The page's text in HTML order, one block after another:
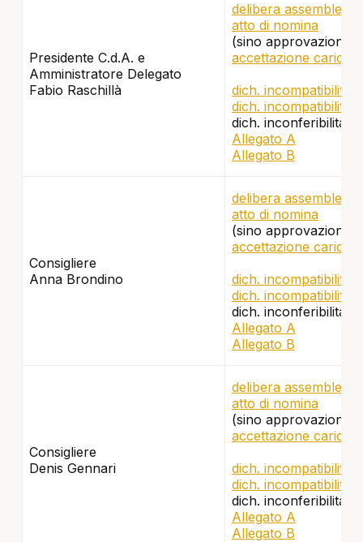
Presidente C.d.A. e
Amministratore Delegato
Fabio Raschillà
delibera
atto di nomina
(sino approvazione
accettazione carica
dich. incompatibilità
dich. incompatibilità
dich. inconferibilità e
Allegato A
Allegato B
Consigliere
Anna Brondino
delibera
atto di nomina
(sino approvazione
accettazione carica
dich. incompatibilità
dich. incompatibilità
dich. inconferibilità e
Allegato A
Allegato B
Consigliere
Denis Gennari
delibera
atto di nomina
(sino approvazione
accettazione carica
dich. incompatibilità
dich. incompatibilità
dich. inconferibilità e
Allegato A
Allegato B